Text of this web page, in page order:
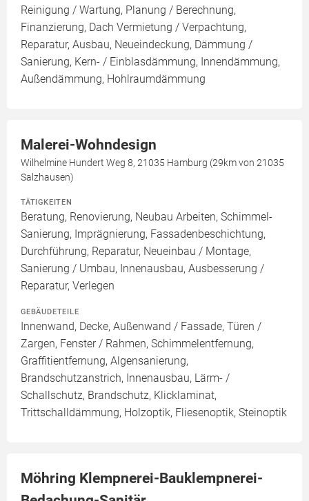
Reinigung / Wartung, Planung / Berechnung,
Finanzierung, Dach Vermietung / Verpachtung,
Reparatur, Ausbau, Neueindeckung, Dämmung /
Sanierung, Kern- / Einblasdämmung, Innendämmung,
Außendämmung, Hohlraumdämmung
Malerei-Wohndesign
Wilhelmine Hundert Weg 8, 21035 Hamburg (29km von 21035
Salzhausen)
TÄTIGKEITEN
Beratung, Renovierung, Neubau Arbeiten, Schimmel-
Sanierung, Imprägnierung, Fassadenbeschichtung,
Durchführung, Reparatur, Neueinbau / Montage,
Sanierung / Umbau, Innenausbau, Ausbesserung /
Reparatur, Verlegen
GEBÄUDETEILE
Innenwand, Decke, Außenwand / Fassade, Türen /
Zargen, Fenster / Rahmen, Schimmelentfernung,
Graffitientfernung, Algensanierung,
Brandschutzanstrich, Innenausbau, Lärm- /
Schallschutz, Brandschutz, Klicklaminat,
Trittschalldämmung, Holzoptik, Fliesenoptik, Steinoptik
Möhring Klempnerei-Bauklempnerei-